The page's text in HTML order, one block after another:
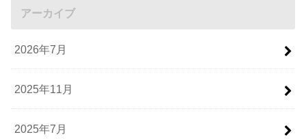
アーカイブ
2026年7月
2025年11月
2025年7月